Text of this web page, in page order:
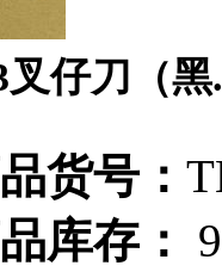
仔刀（黑.
货号：
库存：